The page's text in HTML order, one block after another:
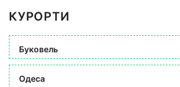
КУРОРТИ
Буковель
Одеса